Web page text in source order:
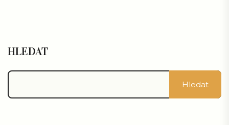
HLEDAT
Hledat